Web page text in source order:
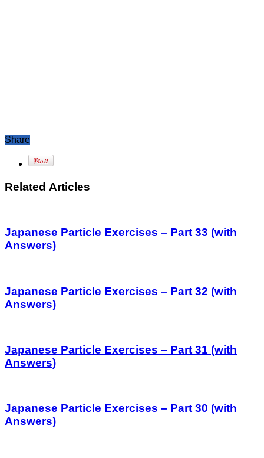
Share
Related Articles
Japanese Particle Exercises – Part 33 (with
Answers)
Japanese Particle Exercises – Part 32 (with
Answers)
Japanese Particle Exercises – Part 31 (with
Answers)
Japanese Particle Exercises – Part 30 (with
Answers)